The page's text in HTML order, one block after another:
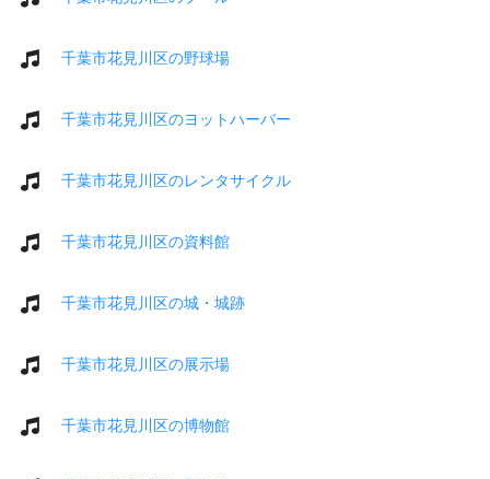
千葉市花見川区の野球場
千葉市花見川区のヨットハーバー
千葉市花見川区のレンタサイクル
千葉市花見川区の資料館
千葉市花見川区の城・城跡
千葉市花見川区の展示場
千葉市花見川区の博物館